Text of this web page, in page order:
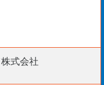
式会社